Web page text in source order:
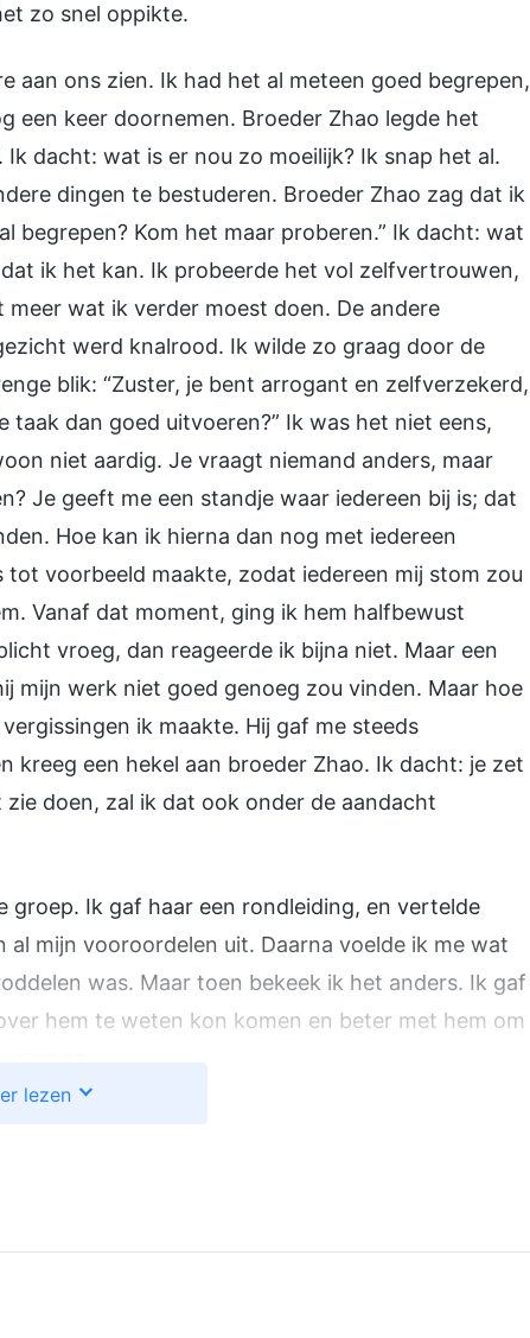
zo snel oppikte.
aan ons zien. Ik had het al meteen goed begrepen,
een keer doornemen. Broeder Zhao legde het
dacht: wat is er nou zo moeilijk? Ik snap het al.
dingen te bestuderen. Broeder Zhao zag dat ik
begrepen? Kom het maar proberen.” Ik dacht: wat
ik het kan. Ik probeerde het vol zelfvertrouwen,
wat ik verder moest doen. De andere
werd knalrood. Ik wilde zo graag door de
blik: “Zuster, je bent arrogant en zelfverzekerd,
taak dan goed uitvoeren?” Ik was het niet eens,
niet aardig. Je vraagt niemand anders, maar
Je geeft me een standje waar iedereen bij is; dat
Hoe kan ik hierna dan nog met iedereen
voorbeeld maakte, zodat iedereen mij stom zou
Vanaf dat moment, ging ik hem halfbewust
vroeg, dan reageerde ik bijna niet. Maar een
mijn werk niet goed genoeg zou vinden. Maar hoe
ik maakte. Hij gaf me steeds
kreeg een hekel aan broeder Zhao. Ik dacht: je zet
doen, zal ik dat ook onder de aandacht
groep. Ik gaf haar een rondleiding, en vertelde
mijn vooroordelen uit. Daarna voelde ik me wat
was. Maar toen bekeek ik het anders. Ik gaf
hem te weten kon komen en beter met hem om
hij ook eens hoe het voelt. En misschien
lezen